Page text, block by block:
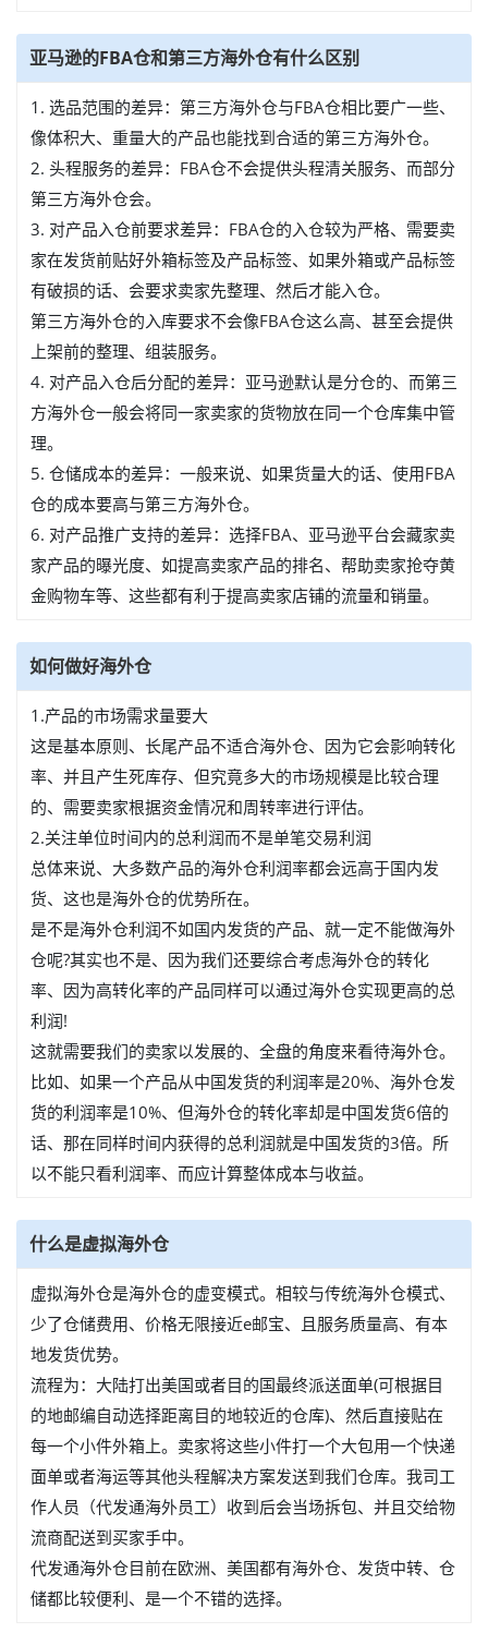
亚马逊的FBA仓和第三方海外仓有什么区别
1. 选品范围的差异：第三方海外仓与FBA仓相比要广一些、
像体积大、重量大的产品也能找到合适的第三方海外仓。
2. 头程服务的差异：FBA仓不会提供头程清关服务、而部分
第三方海外仓会。
3. 对产品入仓前要求差异：FBA仓的入仓较为严格、需要卖
家在发货前贴好外箱标签及产品标签、如果外箱或产品标签
有破损的话、会要求卖家先整理、然后才能入仓。
第三方海外仓的入库要求不会像FBA仓这么高、甚至会提供
上架前的整理、组装服务。
4. 对产品入仓后分配的差异：亚马逊默认是分仓的、而第三
方海外仓一般会将同一家卖家的货物放在同一个仓库集中管
理。
5. 仓储成本的差异：一般来说、如果货量大的话、使用FBA
仓的成本要高与第三方海外仓。
6. 对产品推广支持的差异：选择FBA、亚马逊平台会藏家卖
家产品的曝光度、如提高卖家产品的排名、帮助卖家抢夺黄
金购物车等、这些都有利于提高卖家店铺的流量和销量。
如何做好海外仓
1.产品的市场需求量要大
这是基本原则、长尾产品不适合海外仓、因为它会影响转化
率、并且产生死库存、但究竟多大的市场规模是比较合理
的、需要卖家根据资金情况和周转率进行评估。
2.关注单位时间内的总利润而不是单笔交易利润
总体来说、大多数产品的海外仓利润率都会远高于国内发
货、这也是海外仓的优势所在。
是不是海外仓利润不如国内发货的产品、就一定不能做海外
仓呢?其实也不是、因为我们还要综合考虑海外仓的转化
率、因为高转化率的产品同样可以通过海外仓实现更高的总
利润!
这就需要我们的卖家以发展的、全盘的角度来看待海外仓。
比如、如果一个产品从中国发货的利润率是20%、海外仓发
货的利润率是10%、但海外仓的转化率却是中国发货6倍的
话、那在同样时间内获得的总利润就是中国发货的3倍。所
以不能只看利润率、而应计算整体成本与收益。
什么是虚拟海外仓
虚拟海外仓是海外仓的虚变模式。相较与传统海外仓模式、
少了仓储费用、价格无限接近e邮宝、且服务质量高、有本
地发货优势。
流程为：大陆打出美国或者目的国最终派送面单(可根据目
的地邮编自动选择距离目的地较近的仓库)、然后直接贴在
每一个小件外箱上。卖家将这些小件打一个大包用一个快递
面单或者海运等其他头程解决方案发送到我们仓库。我司工
作人员（代发通海外员工）收到后会当场拆包、并且交给物
流商配送到买家手中。
代发通海外仓目前在欧洲、美国都有海外仓、发货中转、仓
储都比较便利、是一个不错的选择。